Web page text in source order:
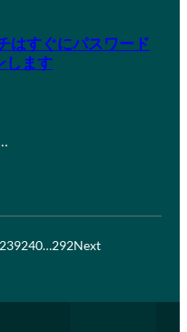
はすぐにパスワード
します
240…292Next